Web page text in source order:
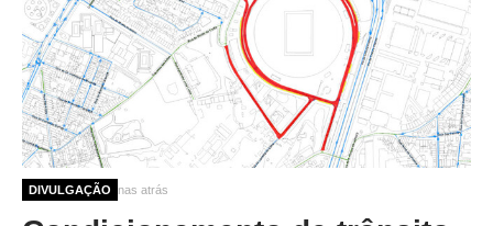
DIVULGAÇÃO
10 meses 2 semanas atrás